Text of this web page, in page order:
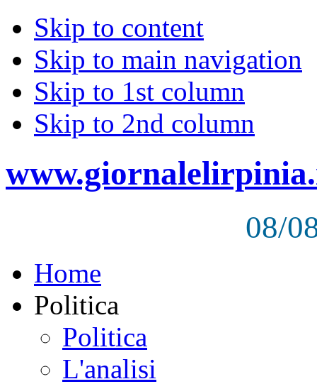
Skip to content
Skip to main navigation
Skip to 1st column
Skip to 2nd column
08/
Home
Politica
Politica
L'analisi